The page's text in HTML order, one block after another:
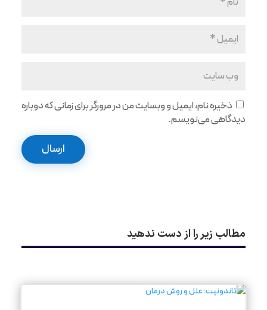
ذخیره نام، ایمیل و وبسایت من در مرورگر برای زمانی که دوباره
دیدگاهی می‌نویسم.
ارسال
مطالب زیر را از دست ندهید